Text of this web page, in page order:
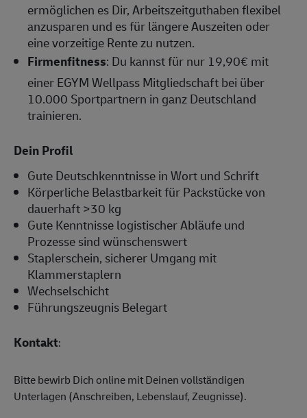
ermöglichen es Dir, Arbeitszeitguthaben flexibel
anzusparen und es für längere Auszeiten oder
eine vorzeitige Rente zu nutzen.
Firmenfitness: Du kannst für nur 19,90€ mit
einer EGYM Wellpass Mitgliedschaft bei über
10.000 Sportpartnern in ganz Deutschland
trainieren.
Dein Profil
Gute Deutschkenntnisse in Wort und Schrift
Körperliche Belastbarkeit für Packstücke von
dauerhaft >30 kg
Gute Kenntnisse logistischer Abläufe und
Prozesse sind wünschenswert
Staplerschein, sicherer Umgang mit
Klammerstaplern
Wechselschicht
Führungszeugnis Belegart
Kontakt:
Bitte bewirb Dich online mit Deinen vollständigen
Unterlagen (Anschreiben, Lebenslauf, Zeugnisse).